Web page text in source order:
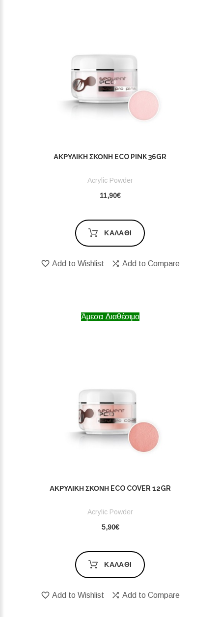
ΑΚΡΥΛΙΚΉ ΣΚΌΝΗ ECO PINK 36GR
Acrylic Powder
11,90€
ΚΑΛΆΘΙ
Add to Wishlist Add to Compare
Άμεσα Διαθέσιμο
ΑΚΡΥΛΙΚΉ ΣΚΌΝΗ ECO COVER 12GR
Acrylic Powder
5,90€
ΚΑΛΆΘΙ
Add to Wishlist Add to Compare